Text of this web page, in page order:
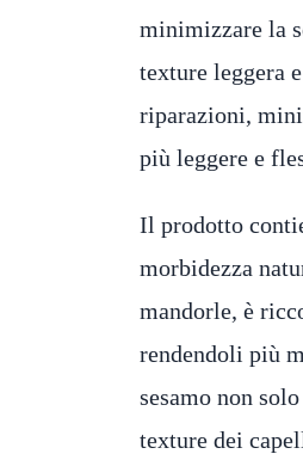
minimizzare la
texture leggera
riparazioni,
più leggere e
Il prodotto
morbidezza
mandorle, è
rendendoli più
sesamo non
texture dei